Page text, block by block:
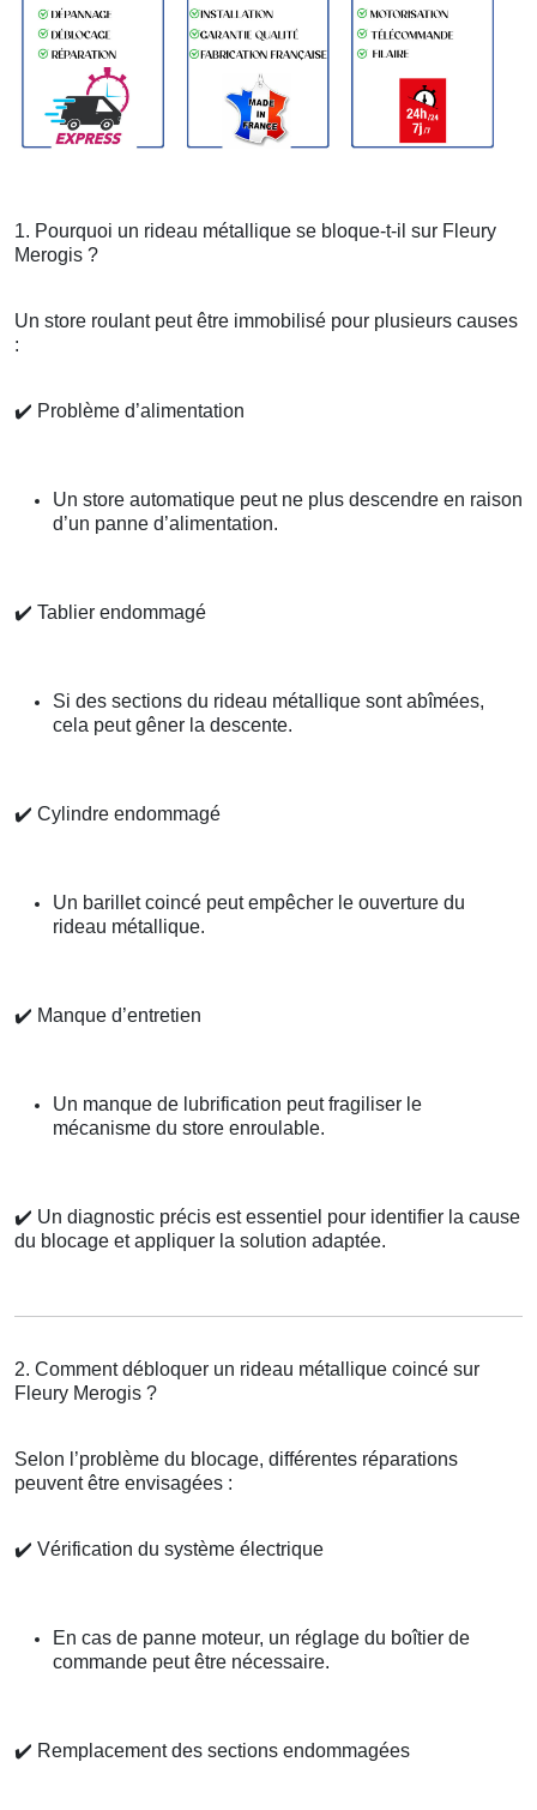
1. Pourquoi un rideau métallique se bloque-t-il sur Fleury
Merogis ?
Un store roulant peut être immobilisé pour plusieurs causes
:
✔️ Problème d’alimentation
Un store automatique peut ne plus descendre en raison
d’un panne d’alimentation.
✔️ Tablier endommagé
Si des sections du rideau métallique sont abîmées,
cela peut gêner la descente.
✔️ Cylindre endommagé
Un barillet coincé peut empêcher le ouverture du
rideau métallique.
✔️ Manque d’entretien
Un manque de lubrification peut fragiliser le
mécanisme du store enroulable.
✔️ Un diagnostic précis est essentiel pour identifier la cause
du blocage et appliquer la solution adaptée.
2. Comment débloquer un rideau métallique coincé sur
Fleury Merogis ?
Selon l’problème du blocage, différentes réparations
peuvent être envisagées :
✔️ Vérification du système électrique
En cas de panne moteur, un réglage du boîtier de
commande peut être nécessaire.
✔️ Remplacement des sections endommagées